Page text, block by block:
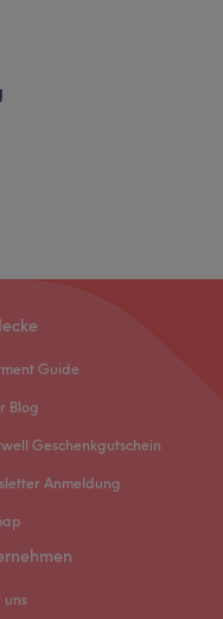
Guide
Blog
Geschenkgutschein
Anmeldung
uns